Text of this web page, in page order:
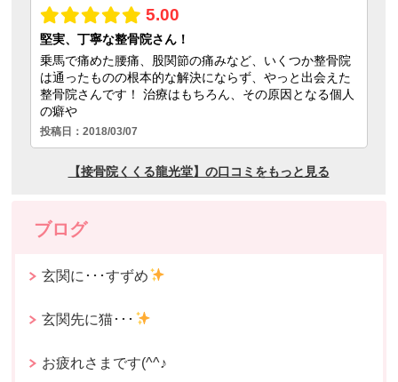
ブログ
玄関に･･･すずめ
玄関先に猫･･･
お疲れさまです(^^♪